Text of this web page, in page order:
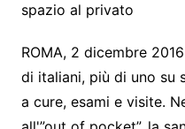
spazio al privato
ROMA, 2 dicembre
di italiani, più di uno su
a cure, esami e visite.